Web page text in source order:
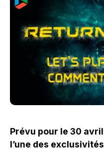
Prévu pour le 30
l’une des